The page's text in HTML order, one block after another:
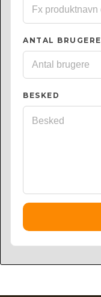
ANTAL BRUGERE
BESKED